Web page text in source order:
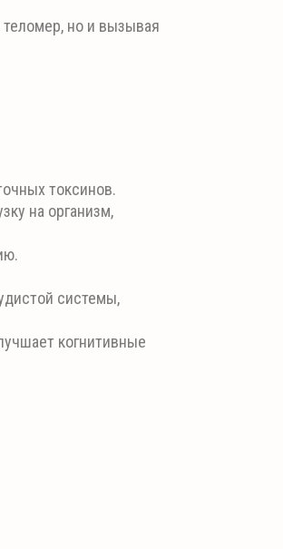
но и вызывая
токсинов.
на организм,
системы,
когнитивные